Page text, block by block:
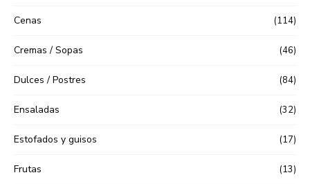
Cenas (114)
Cremas / Sopas (46)
Dulces / Postres (84)
Ensaladas (32)
Estofados y guisos (17)
Frutas (13)